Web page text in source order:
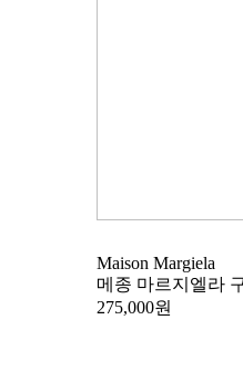
Maison Margiela
메종 마르지엘라
275,000원